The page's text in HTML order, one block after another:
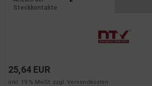
Steckkontakte
25,64 EUR
inkl. 19 % MwSt. zzgl. Versandkosten